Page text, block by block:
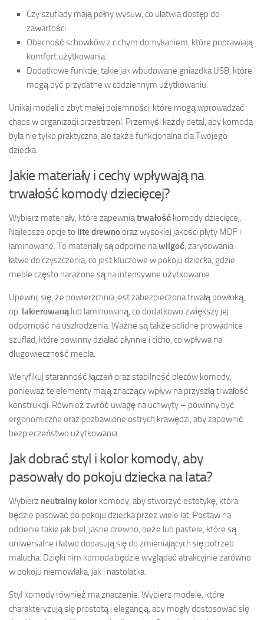
Czy szuflady mają pełny wysuw, co ułatwia dostęp do
zawartości.
Obecność schowków z cichym domykaniem, które poprawiają
komfort użytkowania.
Dodatkowe funkcje, takie jak wbudowane gniazdka USB, które
mogą być przydatne w codziennym użytkowaniu.
Unikaj modeli o zbyt małej pojemności, które mogą wprowadzać
chaos w organizacji przestrzeni. Przemyśl każdy detal, aby komoda
była nie tylko praktyczna, ale także funkcjonalna dla Twojego
dziecka.
Jakie materiały i cechy wpływają na
trwałość komody dziecięcej?
Wybierz materiały, które zapewniątrwałość komody dziecięcej.
Najlepsze opcje to lite drewnooraz wysokiej jakości płyty MDF i
laminowane. Te materiały są odporne nawilgoć , zarysowania i
łatwe do czyszczenia, co jest kluczowe w pokoju dziecka, gdzie
meble często narażone są na intensywne użytkowanie.
Upewnij się, że powierzchnia jest zabezpieczona trwałą powłoką,
np. lakierowaną lub laminowaną, co dodatkowo zwiększy jej
odporność na uszkodzenia. Ważne są także solidne prowadnice
szuflad, które powinny działać płynnie i cicho, co wpływa na
długowieczność mebla.
Weryfikuj staranność łączeń oraz stabilność pleców komody,
ponieważ te elementy mają znaczący wpływ na przyszłą trwałość
konstrukcji. Również zwróć uwagę na uchwyty – powinny być
ergonomiczne oraz pozbawione ostrych krawędzi, aby zapewnić
bezpieczeństwo użytkowania.
Jak dobrać styl i kolor komody, aby
pasowały do pokoju dziecka na lata?
Wybierz neutralny kolorkomody, aby stworzyć estetykę, która
będzie pasować do pokoju dziecka przez wiele lat. Postaw na
odcienie takie jak biel, jasne drewno, beże lub pastele, które są
uniwersalne i łatwo dopasują się do zmieniających się potrzeb
malucha. Dzięki nim komoda będzie wyglądać atrakcyjnie zarówno
w pokoju niemowlaka, jak i nastolatka.
Styl komody również ma znaczenie. Wybierz modele, które
charakteryzują się prostotą i elegancją, aby mogły dostosować się